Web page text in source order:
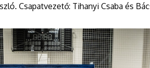
Csapatvezető: Tihanyi Csaba és